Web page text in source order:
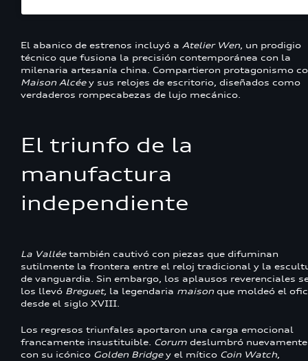
El abanico de estrenos incluyó a Atelier Wen, un prodigio
técnico que fusiona la precisión contemporánea con la
milenaria artesanía china. Compartieron protagonismo
Maison Alcéey sus relojes de escritorio, diseñados como
verdaderos rompecabezas de lujo mecánico.
El triunfo de la
manufactura
independiente
La Valléetambién cautivó con piezas que difuminan
sutilmente la frontera entre el reloj tradicional y la
de vanguardia. Sin embargo, los aplausos reverenciales
los llevó Breguet, la legendaria maison que moldeó el
desde el siglo XVIII.
Los regresos triunfales aportaron una carga emocional
francamente insustituible. Corum deslumbró nuevamente
con su icónico Golden Bridgey el mítico Coin Watch,